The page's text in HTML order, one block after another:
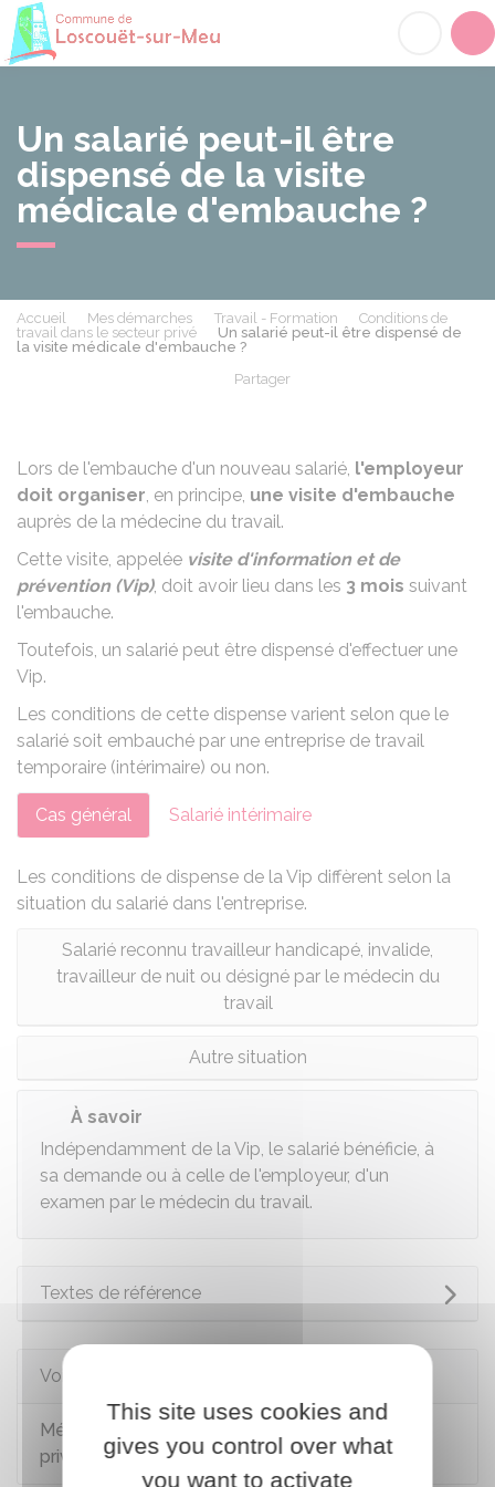
Un salarié peut-il être
dispensé de la visite
médicale d'embauche ?
Accueil Mes démarches Travail - Formation
Conditions de
travail dans le secteur privé
Un salarié peut-il être dispensé de
la visite médicale d'embauche ?
Partager
Lors de l'embauche d'un nouveau salarié, l'employeur
doit organiser, en principe, une visite d'embauche
auprès de la médecine du travail.
Cette visite, appelée visite d'information et de
prévention (Vip), doit avoir lieu dans les 3 mois suivant
l'embauche.
Toutefois, un salarié peut être dispensé d'effectuer une
Vip.
Les conditions de cette dispense varient selon que le
salarié soit embauché par une entreprise de travail
temporaire (intérimaire) ou non.
Cas général Salarié intérimaire
Les conditions de dispense de la Vip diffèrent selon la
situation du salarié dans l'entreprise.
Salarié reconnu travailleur handicapé, invalide,
travailleur de nuit ou désigné par le médecin du
travail
Autre situation
À savoir
Indépendamment de la Vip, le salarié bénéficie, à
sa demande ou à celle de l'employeur, d'un
examen par le médecin du travail.
Textes de référence
Voir aussi
Médecine du travail pour un salarié du secteur
privé
This site uses cookies and
gives you control over what
you want to activate